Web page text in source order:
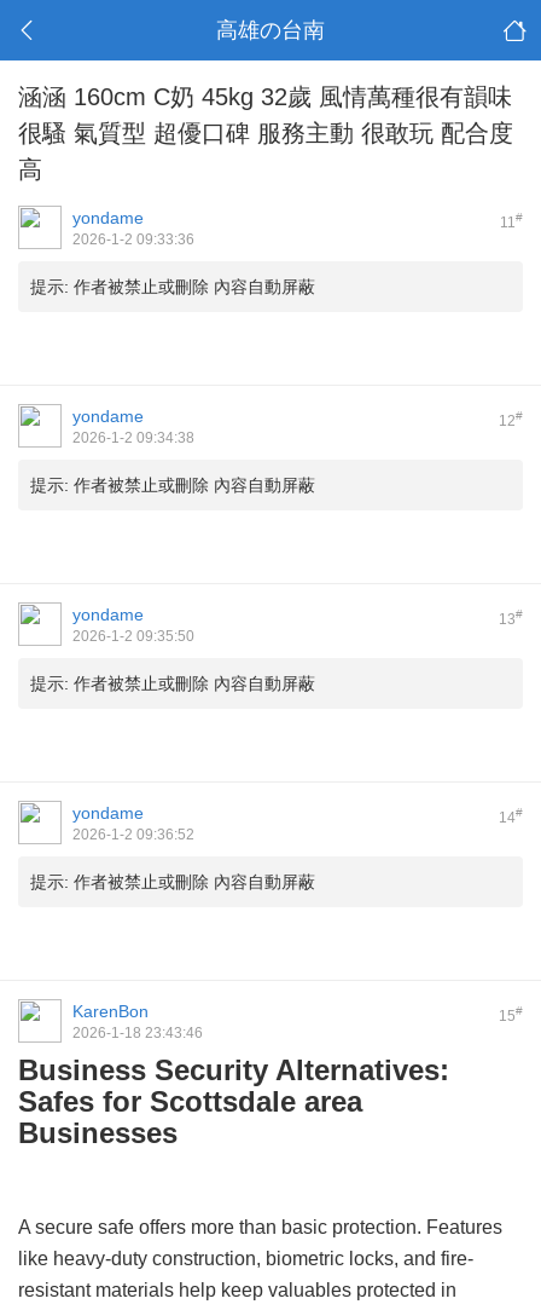
高雄の台南
涵涵 160cm C奶 45kg 32歲 風情萬種很有韻味
很騷 氣質型 超優口碑 服務主動 很敢玩 配合度
高
11#
yondame
2026-1-2 09:33:36
提示: 作者被禁止或刪除 內容自動屏蔽
12#
yondame
2026-1-2 09:34:38
提示: 作者被禁止或刪除 內容自動屏蔽
13#
yondame
2026-1-2 09:35:50
提示: 作者被禁止或刪除 內容自動屏蔽
14#
yondame
2026-1-2 09:36:52
提示: 作者被禁止或刪除 內容自動屏蔽
15#
KarenBon
2026-1-18 23:43:46
Business Security Alternatives:
Safes for Scottsdale area
Businesses
A secure safe offers more than basic protection. Features
like heavy-duty construction, biometric locks, and fire-
resistant materials help keep valuables protected in